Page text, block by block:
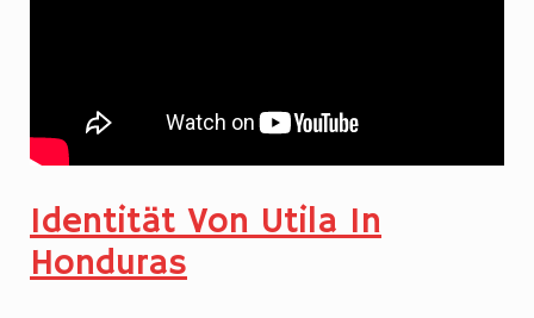
Identität Von Utila In
Honduras